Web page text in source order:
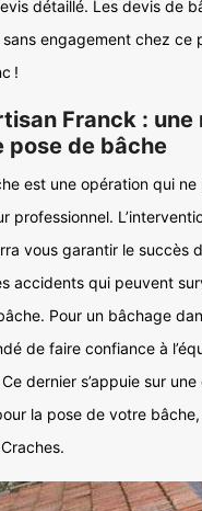
détaillé. Les devis de
engagement chez ce
!
Franck : une
pose de bâche
est une opération qui
professionnel.
vous garantir le succès
accidents qui peuvent
Pour un bâchage
de faire confiance à
dernier s’appuie sur
la pose de votre